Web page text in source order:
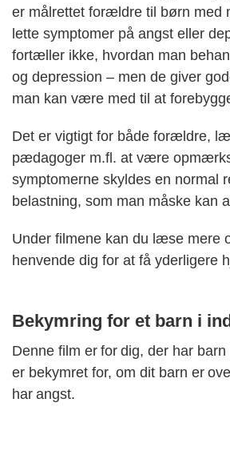
er målrettet forældre til børn med
lette symptomer på angst eller
fortæller ikke, hvordan man
og depression – men de giver
man kan være med til at
Det er vigtigt for både forældre,
pædagoger m.fl. at være
symptomerne skyldes en normal
belastning, som man måske kan
Under filmene kan du læse mere
henvende dig for at få yderligere
Bekymring for et barn i
Denne film er for dig, der har
er bekymret for, om dit barn er
har angst.